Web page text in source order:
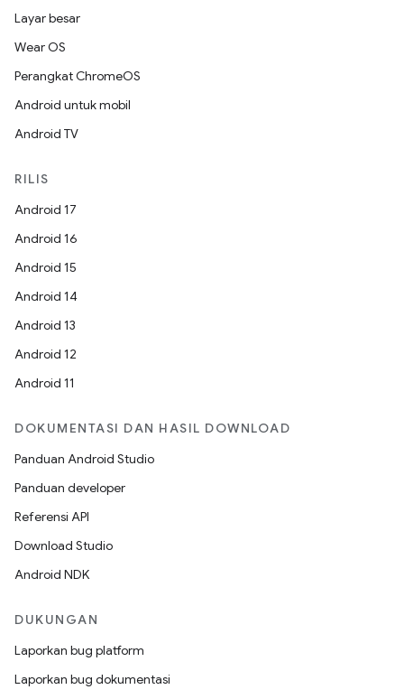
Layar besar
Wear OS
Perangkat ChromeOS
Android untuk mobil
Android TV
RILIS
Android 17
Android 16
Android 15
Android 14
Android 13
Android 12
Android 11
DOKUMENTASI DAN HASIL DOWNLOAD
Panduan Android Studio
Panduan developer
Referensi API
Download Studio
Android NDK
DUKUNGAN
Laporkan bug platform
Laporkan bug dokumentasi